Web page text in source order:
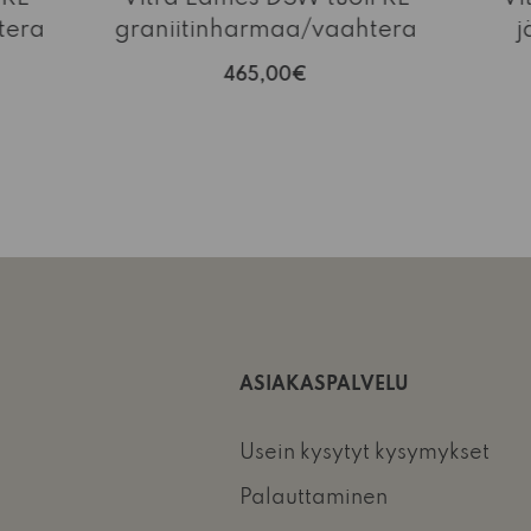
graniitinharmaa/vaahtera
465,00€
ASIAKASPALVELU
Usein kysytyt kysymykset
Palauttaminen